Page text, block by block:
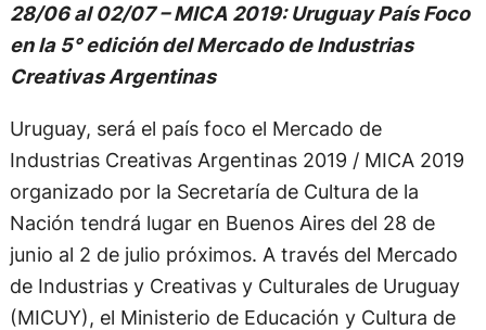
28/06 al 02/07 – MICA 2019: Uruguay País Foco
en la 5° edición del Mercado de Industrias
Creativas Argentinas
Uruguay, será el país foco el Mercado de
Industrias Creativas Argentinas 2019 / MICA 2019
organizado por la Secretaría de Cultura de la
Nación tendrá lugar en Buenos Aires del 28 de
junio al 2 de julio próximos. A través del Mercado
de Industrias y Creativas y Culturales de Uruguay
(MICUY), el Ministerio de Educación y Cultura de